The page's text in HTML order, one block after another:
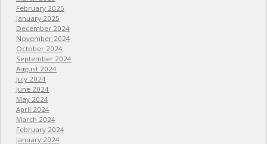
February 2025
January 2025
December 2024
November 2024
October 2024
September 2024
August 2024
July 2024
June 2024
May 2024
April 2024
March 2024
February 2024
January 2024